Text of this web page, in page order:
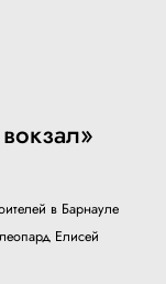
в Барнауле
Елисей